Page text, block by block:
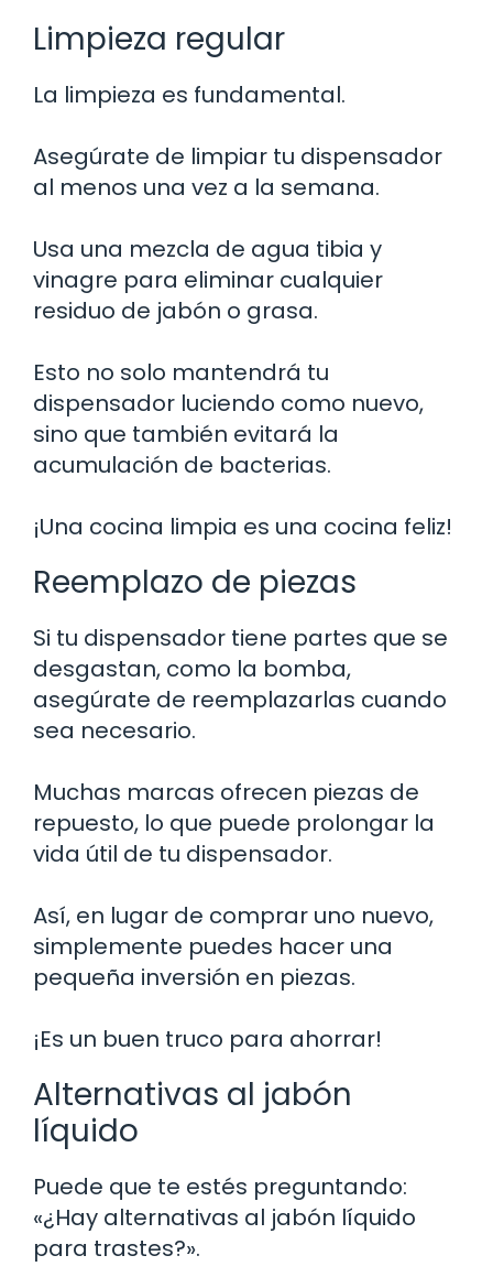
Limpieza regular
La limpieza es fundamental.
Asegúrate de limpiar tu dispensador
al menos una vez a la semana.
Usa una mezcla de agua tibia y
vinagre para eliminar cualquier
residuo de jabón o grasa.
Esto no solo mantendrá tu
dispensador luciendo como nuevo,
sino que también evitará la
acumulación de bacterias.
¡Una cocina limpia es una cocina feliz!
Reemplazo de piezas
Si tu dispensador tiene partes que se
desgastan, como la bomba,
asegúrate de reemplazarlas cuando
sea necesario.
Muchas marcas ofrecen piezas de
repuesto, lo que puede prolongar la
vida útil de tu dispensador.
Así, en lugar de comprar uno nuevo,
simplemente puedes hacer una
pequeña inversión en piezas.
¡Es un buen truco para ahorrar!
Alternativas al jabón
líquido
Puede que te estés preguntando:
«¿Hay alternativas al jabón líquido
para trastes?».